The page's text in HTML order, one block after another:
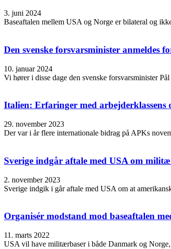
3. juni 2024
Baseaftalen mellem USA og Norge er bilateral og
Den svenske forsvarsminister anmeldes
10. januar 2024
Vi hører i disse dage den svenske forsvarsminister
Italien: Erfaringer med arbejderklassens
29. november 2023
Der var i år flere internationale bidrag på APKs
Sverige indgår aftale med USA om
2. november 2023
Sverige indgik i går aftale med USA om at
Organisér modstand mod baseaftalen
11. marts 2022
USA vil have militærbaser i både Danmark og